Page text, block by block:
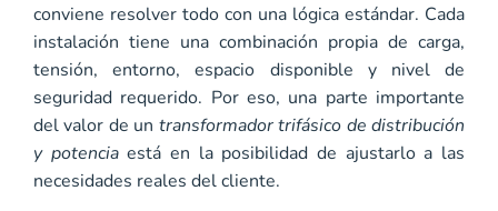
conviene resolver todo con una lógica estándar. Cada
instalación tiene una combinación propia de carga,
tensión, entorno, espacio disponible y nivel de
seguridad requerido. Por eso, una parte importante
del valor de un transformador trifásico de distribución
y potenciaestá en la posibilidad de ajustarlo a las
necesidades reales del cliente.